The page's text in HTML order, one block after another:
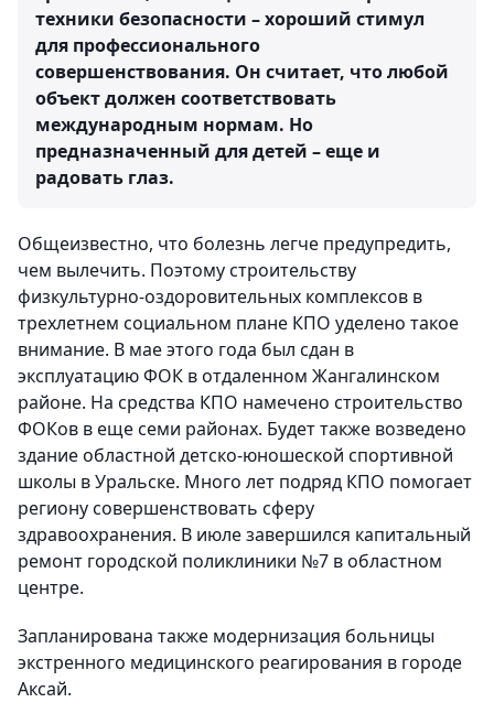
техники безопасности – хороший стимул
для профессионального
совершенствования. Он считает, что любой
объект должен соответствовать
международным нормам. Но
предназначенный для детей – еще и
радовать глаз.
Общеизвестно, что болезнь легче предупредить,
чем вылечить. Поэтому строительству
физкультурно-оздоровительных комплексов в
трехлетнем социальном плане КПО уделено такое
внимание. В мае этого года был сдан в
эксплуатацию ФОК в отдаленном Жангалинском
районе. На средства КПО намечено строительство
ФОКов в еще семи районах. Будет также возведено
здание областной детско-юношеской спортивной
школы в Уральске. Много лет подряд КПО помогает
региону совершенствовать сферу
здравоохранения. В июле завершился капитальный
ремонт городской поликлиники №7 в областном
центре.
Запланирована также модернизация больницы
экстренного медицинского реагирования в городе
Аксай.